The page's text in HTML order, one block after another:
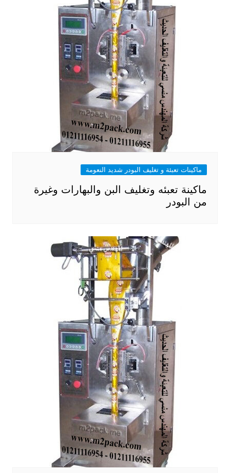
ماكينات تعبئة و تغليف البودر شديد النعومة
ماكينة تعبئه وتغليف البن والبهارات وغيرة
من البودر